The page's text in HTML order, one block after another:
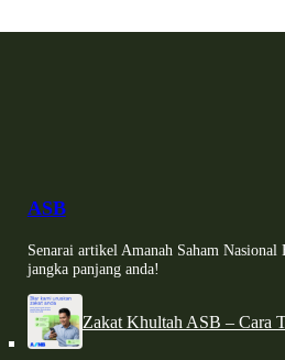
ASB
Senarai artikel Amanah Saham
jangka panjang anda!
Zakat Khultah ASB – Cara